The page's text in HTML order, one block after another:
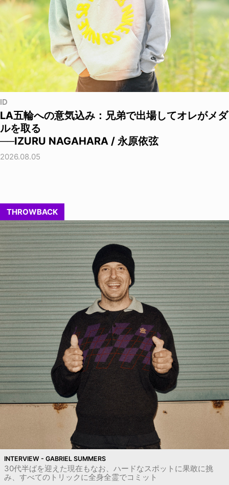
ID
LA五輪への意気込み：兄弟で出場してオレがメダ
ルを取る
──IZURU NAGAHARA / 永原依弦
2026.08.05
THROWBACK
INTERVIEW - GABRIEL SUMMERS
30代半ばを迎えた現在もなお、ハードなスポットに果敢に挑
み、すべてのトリックに全身全霊でコミット